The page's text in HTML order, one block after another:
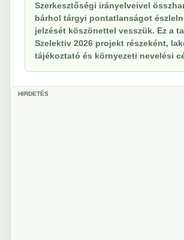
Szerkesztőségi irányelveivel
bárhol tárgyi pontatlanságot
jelzését köszönettel vesszük. Ez a
Szelektiv 2026 projekt részeként,
tájékoztató és környezeti nevelési
HIRDETÉS